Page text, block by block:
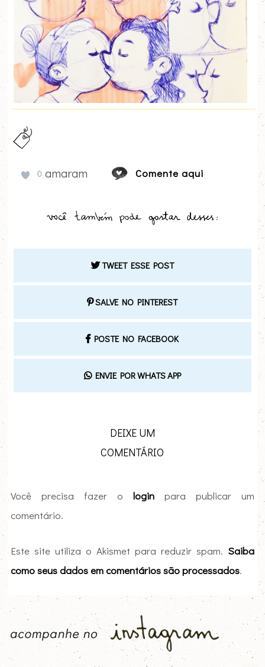
0 amaram Comente aqui
TWEET ESSE POST
SALVE NO PINTEREST
POSTE NO FACEBOOK
ENVIE POR WHATS APP
DEIXE UM
COMENTÁRIO
Você precisa fazer ologin para publicar um
comentário.
Este site utiliza o Akismet para reduzir spam. Saiba
como seus dados em comentários são processados.